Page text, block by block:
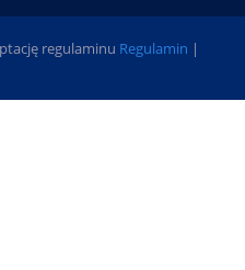
regulaminu Regulamin |